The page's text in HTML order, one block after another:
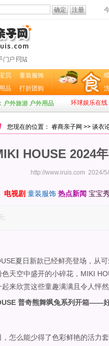
贝
童装服饰
品
打折团购
户外旅游 户外用品 环球娱乐在线
您现在的位置： 睿商亲子网 >> 谈衣
HOUSE 2024
http://www.iruis.com 2024/
电视剧 童装服饰 热点新闻 宝宝秀
:
夏日新款已经鲜亮登场，从可
天空中盛开的小碎花，MIKI
起来欣赏这些童趣满满且令人怦
普奇熊舞飒兔系列开箱——
么能少得了色彩鲜艳的活力套